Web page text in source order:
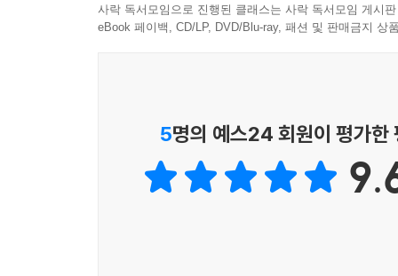
사락 독서모임으로 진행된 클래스는 사락 독서모임 게시
eBook 페이백, CD/LP, DVD/Blu-ray, 패션 및 판매금지 상
5명의 예스24 회원이 평가한